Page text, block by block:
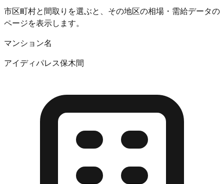
市区町村と間取りを選ぶと、その地区の相場・需給データの
ページを表示します。
マンション名
アイディパレス保木間